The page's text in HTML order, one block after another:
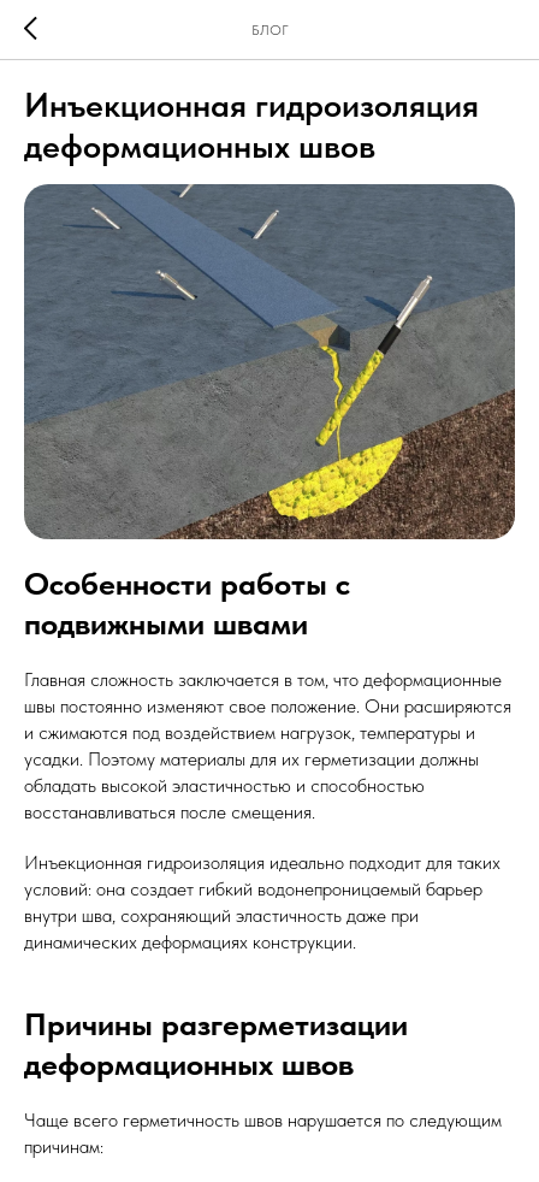
БЛОГ
Инъекционная гидроизоляция
деформационных швов
Особенности работы с
подвижными швами
Главная сложность заключается в том, что деформационные
швы постоянно изменяют свое положение. Они расширяются
и сжимаются под воздействием нагрузок, температуры и
усадки. Поэтому материалы для их герметизации должны
обладать высокой эластичностью и способностью
восстанавливаться после смещения.
Инъекционная гидроизоляция идеально подходит для таких
условий: она создает гибкий водонепроницаемый барьер
внутри шва, сохраняющий эластичность даже при
динамических деформациях конструкции.
Причины разгерметизации
деформационных швов
Чаще всего герметичность швов нарушается по следующим
причинам: